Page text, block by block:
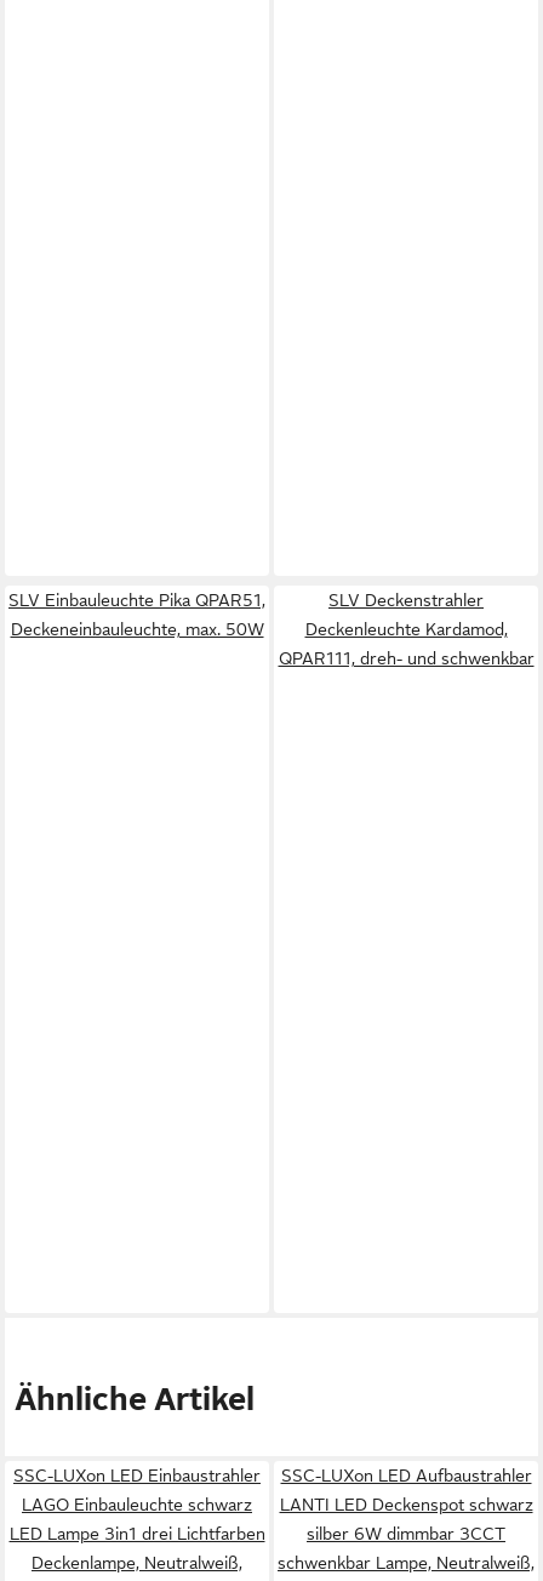
SLV Einbauleuchte Pika QPAR51,
Deckeneinbauleuchte, max. 50W
SLV Deckenstrahler
Deckenleuchte Kardamod,
QPAR111, dreh- und schwenkbar
Ähnliche Artikel
SSC-LUXon LED Einbaustrahler
LAGO Einbauleuchte schwarz
LED Lampe 3in1 drei Lichtfarben
Deckenlampe, Neutralweiß,
SSC-LUXon LED Aufbaustrahler
LANTI LED Deckenspot schwarz
silber 6W dimmbar 3CCT
schwenkbar Lampe, Neutralweiß,